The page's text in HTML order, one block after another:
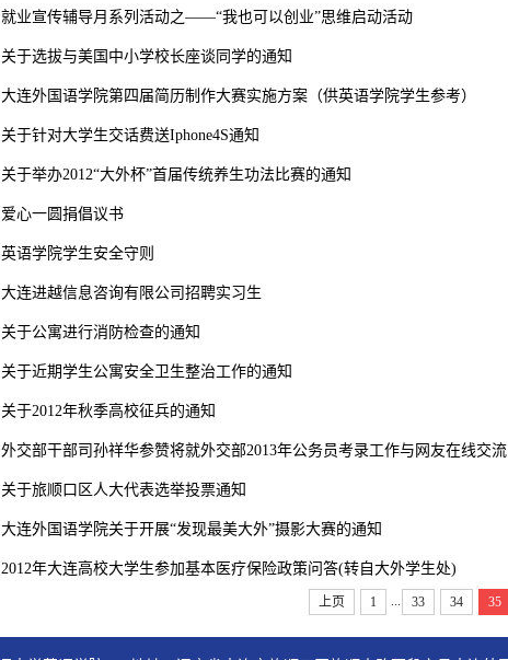
就业宣传辅导月系列活动之——“我也可以创业”思维启动活动
关于选拔与美国中小学校长座谈同学的通知
大连外国语学院第四届简历制作大赛实施方案（供英语学院学生参考）
关于针对大学生交话费送Iphone4S通知
关于举办2012“大外杯”首届传统养生功法比赛的通知
爱心一圆捐倡议书
英语学院学生安全守则
大连进越信息咨询有限公司招聘实习生
关于公寓进行消防检查的通知
关于近期学生公寓安全卫生整治工作的通知
关于2012年秋季高校征兵的通知
外交部干部司孙祥华参赞将就外交部2013年公务员考录工作与网友在线交流
关于旅顺口区人大代表选举投票通知
大连外国语学院关于开展“发现最美大外”摄影大赛的通知
2012年大连高校大学生参加基本医疗保险政策问答(转自大外学生处)
上页 1 33 34 35